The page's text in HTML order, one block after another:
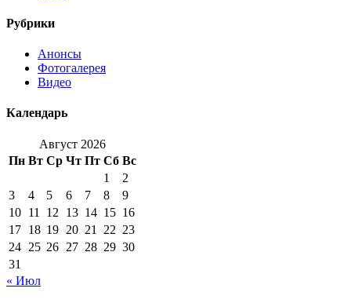
Рубрики
Анонсы
Фотогалерея
Видео
Календарь
Август 2026
Пн Вт Ср Чт Пт Сб Вс
1
2
3
4 5 6 7 8
9
10 11 12 13 14 15 16
17 18 19 20 21 22 23
24 25 26 27 28 29 30
31
« Июл